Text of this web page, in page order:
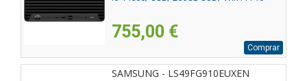
755,00 €
Comprar
SAMSUNG - LS49FG910EUXEN